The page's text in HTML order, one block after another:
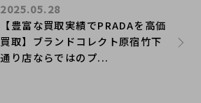
【豊富な買取実績でPRADAを高価
買取】ブランドコレクト原宿竹下
通り店ならではのプ...
2025.05.28